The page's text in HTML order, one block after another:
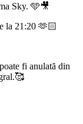
Sky. 🩵🎥
la 21:20 🫶🏻
fi anulată din